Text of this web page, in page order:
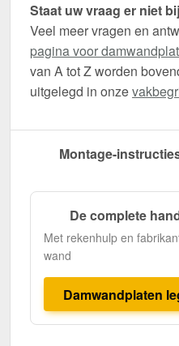
Staat uw vraag er niet
Veel meer vragen en
pagina voor
van A tot Z worden
uitgelegd in onze
Montage-
De complete
Met rekenhulp en
wand
Damwandplaten